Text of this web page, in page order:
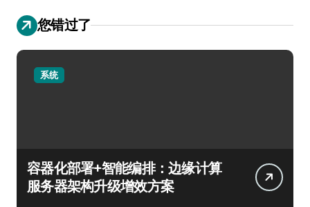
您错过了
系统
容器化部署+智能编排：边缘计算
服务器架构升级增效方案